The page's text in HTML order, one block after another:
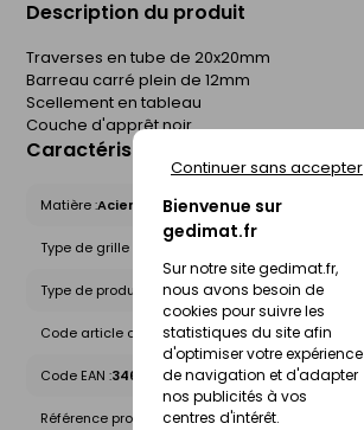
Bienvenue sur
gedimat.fr
Sur notre site gedimat.fr,
nous avons besoin de
cookies pour suivre les
statistiques du site afin
d'optimiser votre expérience
de navigation et d'adapter
nos publicités à vos
centres d'intérêt.
Continuer sans accepter
Description du produit
Traverses en tube de 20x20mm
Barreau carré plein de 12mm
Scellement en tableau
Couche d'apprêt noir.
Caractéristiques du produit
Matière :Acier
Type de grille : Prête à poser
Type de produit : Grilles de défense
Code article chez le fournisseur :GVO115/120
Code EAN :3462441115434
Référence produit nationale Gedimat :